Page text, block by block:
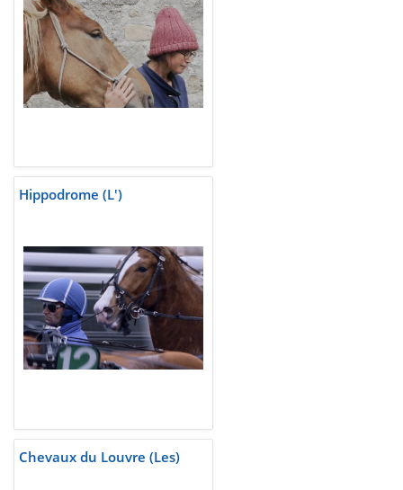
Hippodrome (L')
Chevaux du Louvre (Les)